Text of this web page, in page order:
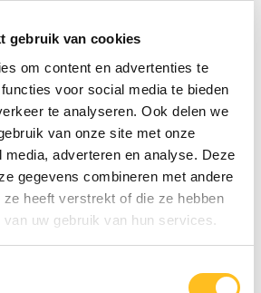
gebruik van cookies
om content en advertenties te
voor social media te bieden
te analyseren. Ook delen we
van onze site met onze
adverteren en analyse. Deze
gegevens combineren met andere
ze heeft verstrekt of die ze hebben
uw gebruik van hun services.